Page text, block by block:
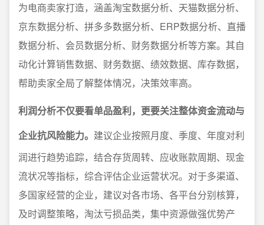
为电商卖家打造，涵盖淘宝数据分析、天猫数据分析、
京东数据分析、拼多多数据分析、ERP数据分析、直播
数据分析、会员数据分析、财务数据分析等方案。其自
动化计算销售数据、财务数据、绩效数据、库存数据，
帮助卖家全局了解整体情况，决策效率高。
利润分析不仅要看单品盈利，更要关注整体资金流动与
企业抗风险能力。 建议企业按照月度、季度、年度对利
润进行趋势追踪，结合存货周转、应收账款周期、现金
流状况等指标，综合评估企业运营状况。对于多渠道、
多国家经营的企业，建议对各市场、各平台分别核算，
及时调整策略，淘汰亏损品类，集中资源做强优势产